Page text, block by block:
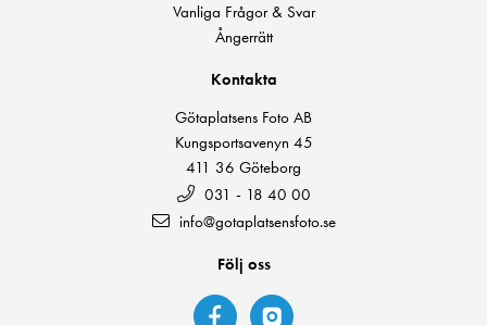
Vanliga Frågor & Svar
Ångerrätt
Kontakta
Götaplatsens Foto AB
Kungsportsavenyn 45
411 36 Göteborg
031 - 18 40 00
info@gotaplatsensfoto.se
Följ oss